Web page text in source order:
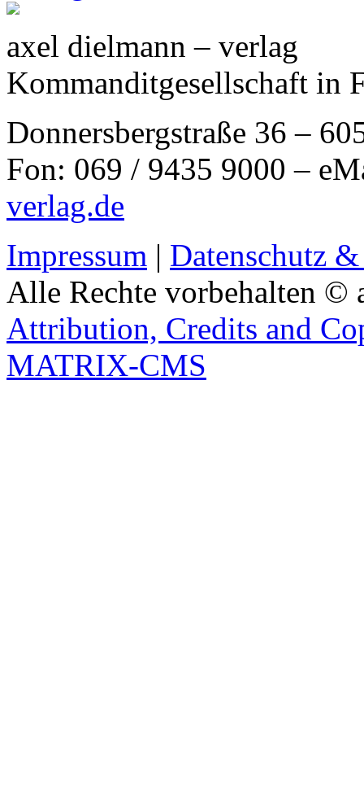
axel dielmann – verlag
Kommanditgesellschaft in
Donnersbergstraße 36 –
Fon: 069 / 9435 9000 –
verlag.de
Impressum | Datenschutz
Alle Rechte vorbehalten ©
Attribution, Credits and
MATRIX-CMS